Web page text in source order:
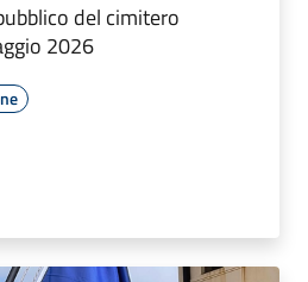
del cimitero
2026